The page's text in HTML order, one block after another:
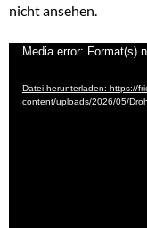
nicht ansehen.
Video-
Media error: Format(s)
Datei herunterladen: https://
content/uploads/2026/05/